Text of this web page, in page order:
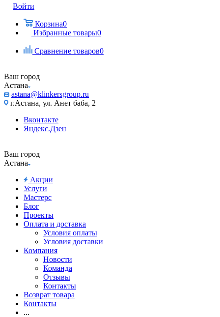
Войти
Корзина0
Избранные товары0
Сравнение товаров0
Ваш город
Астана
astana@klinkersgroup.ru
г.Астана, ул. Анет баба, 2
Вконтакте
Яндекс.Дзен
Ваш город
Астана
Акции
Услуги
Мастерс
Блог
Проекты
Оплата и доставка
Условия оплаты
Условия доставки
Компания
Новости
Команда
Отзывы
Контакты
Возврат товара
Контакты
...